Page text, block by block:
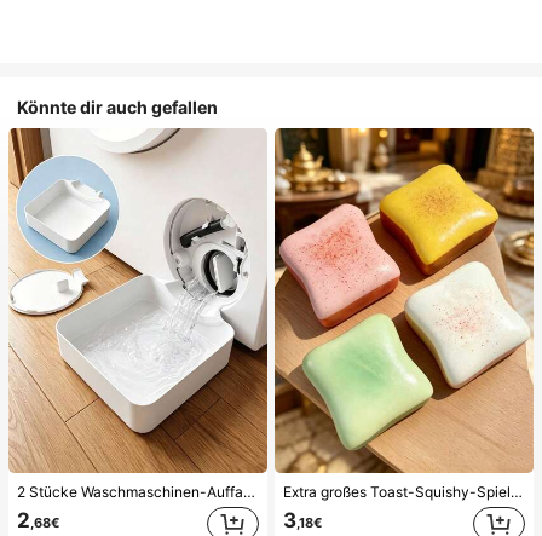
Könnte dir auch gefallen
2 Stücke Waschmaschinen-Auffangwanne Tropfschale, wasserdichte Bodenschutzmatte für Waschraum, Anti-Überlauf Anti-Leckage Schale, langanhaltend Waschmaschinen-Zubehör, Reinigungsmittel für Waschbereich & Hausorganisation
2,68€
Extra großes Toast-Squishy-Spielzeug, superweiches Buttertoast-Stressabbau-Drückspielzeug, erhältlich in Rosa, Gelb, Weiß und Grün, Stressabbau-Squishy-Spielzeug -- perfekt für Geburtstags- und Feiertagsgeschenke, tägliche kleine Überraschungsgeschenke, Kawaii, stimmungsaufhellend
3,18€